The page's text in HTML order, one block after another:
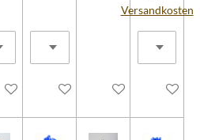
den WarenkorbIn den WarenkorbIn den Warenkorb
Versandkosten
In den